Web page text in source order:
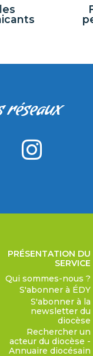
PRÉSENTATION DU
SERVICE
Qui sommes-nous ?
S'abonner à ÉDY
S'abonner à la
newsletter du
diocèse
Rechercher un
acteur du diocèse -
Annuaire diocésain